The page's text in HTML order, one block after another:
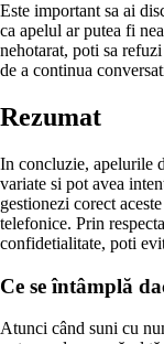
Este important sa ai
ca apelul ar putea fi
nehotarat, poti sa
de a continua
Rezumat
In concluzie, apelurile
variate si pot avea
gestionezi corect
telefonice. Prin
confidetialitate, poti
Ce se întâmplă
Atunci când suni cu